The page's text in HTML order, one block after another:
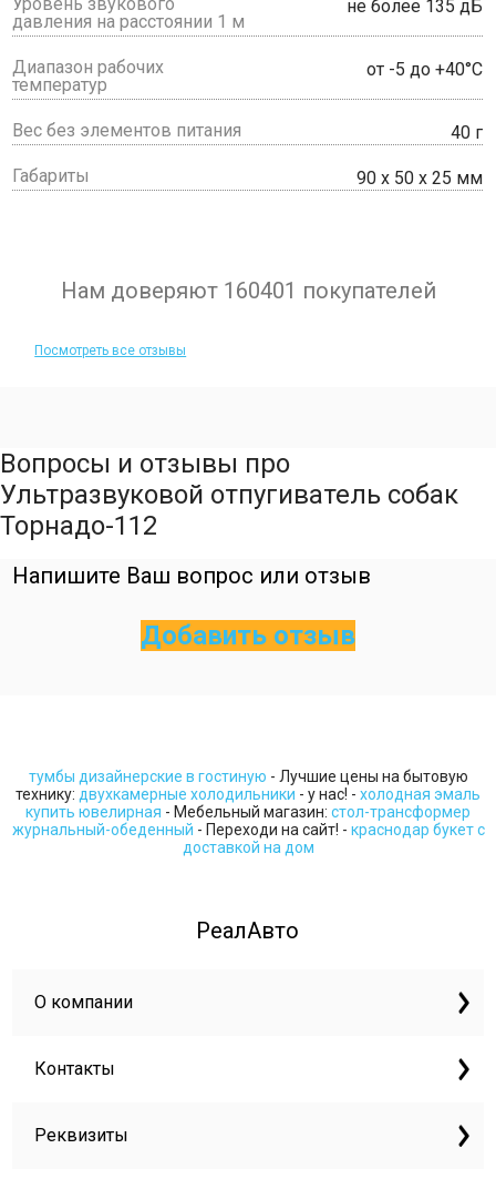
давления на расстоянии 1 м
не более 135 дБ
Диапазон рабочих
температур
от -5 до +40°С
Вес без элементов питания 40 г
Габариты 90 x 50 x 25 мм
Нам доверяют 160401 покупателей
Посмотреть все отзывы
Вопросы и отзывы про
Ультразвуковой отпугиватель собак
Торнадо-112
Напишите Ваш вопрос или отзыв
Добавить отзыв
тумбы дизайнерские в гостиную - Лучшие цены на бытовую
технику: двухкамерные холодильники - у нас! - холодная эмаль
купить ювелирная - Мебельный магазин: стол-трансформер
журнальный-обеденный - Переходи на сайт! - краснодар букет с
доставкой на дом
РеалАвто
О компании
Контакты
Реквизиты